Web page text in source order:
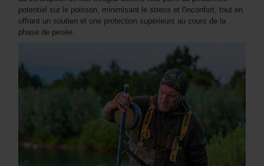
potentiel sur le poisson, minimisant le stress et l'inconfort, tout en
offrant un soutien et une protection supérieurs au cours de la
phase de pesée.